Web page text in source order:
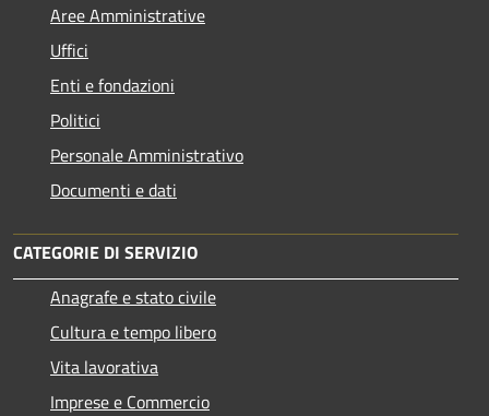
Aree Amministrative
Uffici
Enti e fondazioni
Politici
Personale Amministrativo
Documenti e dati
CATEGORIE DI SERVIZIO
Anagrafe e stato civile
Cultura e tempo libero
Vita lavorativa
Imprese e Commercio